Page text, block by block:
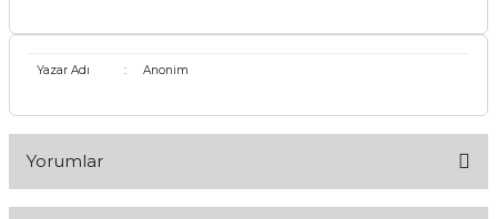
Yazar Adı : Anonim
Yorumlar